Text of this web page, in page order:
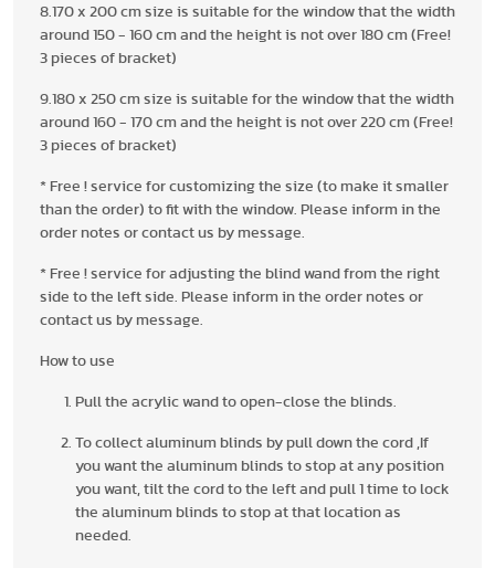
8.170 x 200 cm size is suitable for the window that the width
around 150 - 160 cm and the height is not over 180 cm (Free!
3 pieces of bracket)
9.180 x 250 cm size is suitable for the window that the width
around 160 - 170 cm and the height is not over 220 cm (Free!
3 pieces of bracket)
* Free ! service for customizing the size (to make it smaller
than the order) to fit with the window. Please inform in the
order notes or contact us by message.
* Free ! service for adjusting the blind wand from the right
side to the left side. Please inform in the order notes or
contact us by message.
How to use
Pull the acrylic wand to open-close the blinds.
To collect aluminum blinds by pull down the cord ,If
you want the aluminum blinds to stop at any position
you want, tilt the cord to the left and pull 1 time to lock
the aluminum blinds to stop at that location as
needed.